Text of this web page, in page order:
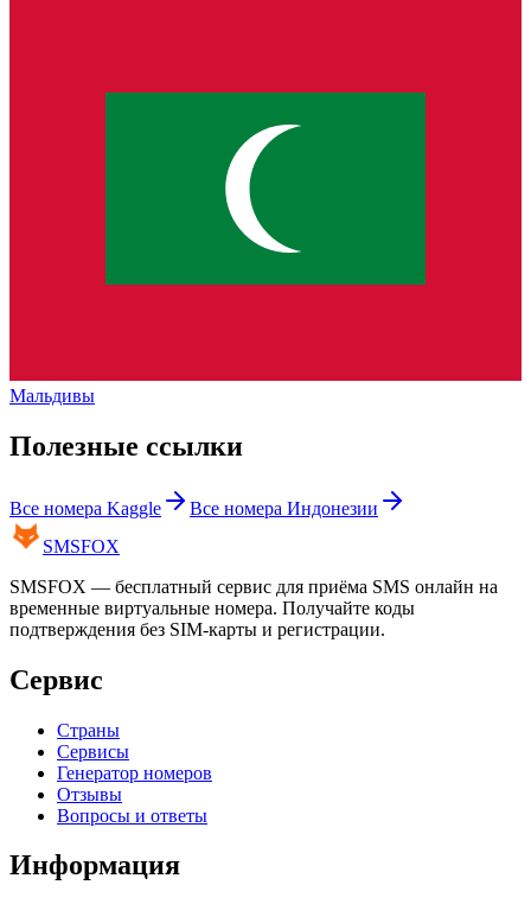
Мальдивы
Полезные ссылки
Все номера Kaggle Все номера Индонезии
SMSFOX
SMSFOX — бесплатный сервис для приёма SMS онлайн на
временные виртуальные номера. Получайте коды
подтверждения без SIM-карты и регистрации.
Сервис
Страны
Сервисы
Генератор номеров
Отзывы
Вопросы и ответы
Информация